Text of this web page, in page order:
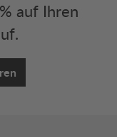
auf Ihren